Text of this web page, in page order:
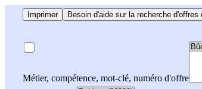
Imprimer Besoin d'aide sur la recherche d'offres
Métier, compétence, mot-clé, numéro d'offre